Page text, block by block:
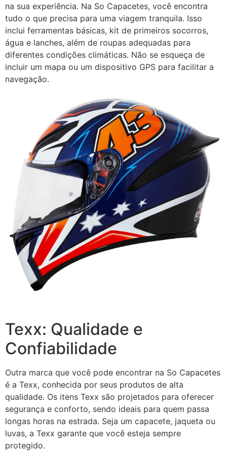
na sua experiência. Na So Capacetes, você encontra
tudo o que precisa para uma viagem tranquila. Isso
inclui ferramentas básicas, kit de primeiros socorros,
água e lanches, além de roupas adequadas para
diferentes condições climáticas. Não se esqueça de
incluir um mapa ou um dispositivo GPS para facilitar a
navegação.
Texx: Qualidade e
Confiabilidade
Outra marca que você pode encontrar na So Capacetes
é a Texx, conhecida por seus produtos de alta
qualidade. Os itens Texx são projetados para oferecer
segurança e conforto, sendo ideais para quem passa
longas horas na estrada. Seja um capacete, jaqueta ou
luvas, a Texx garante que você esteja sempre
protegido.